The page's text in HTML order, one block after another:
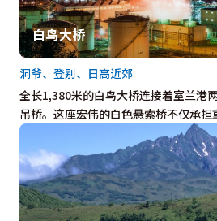
白鸟大桥
全长1,380米的白鸟大桥连接着室兰港
吊桥。这座宏伟的白色悬索桥不仅承
洞爷、登别、日高近郊